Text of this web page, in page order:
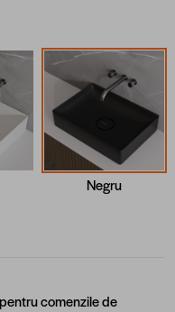
Negru
comenzile de